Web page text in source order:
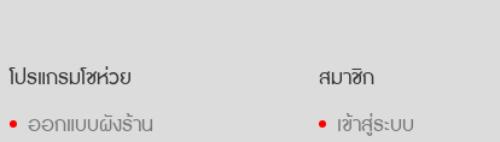
โปรแกรมโชห่วย
ออกแบบผังร้าน
สมาชิก
เข้าสู่ระบบ